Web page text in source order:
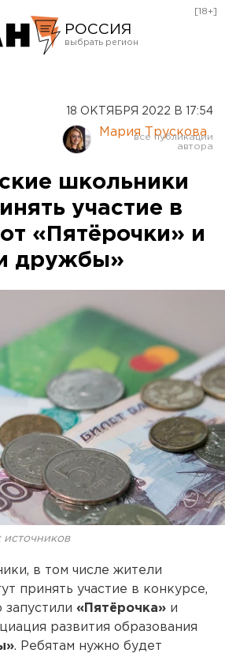
РОССИЯ
Курган
Оренбург
[18+]
18 ОКТЯБРЯ 2022 В 17:54
Мария Трускова
школьники
участие в
«Пятёрочки» и
дружбы»
в том числе жители
принять участие в конкурсе,
«Пятёрочка» и
развития образования
. Ребятам нужно будет